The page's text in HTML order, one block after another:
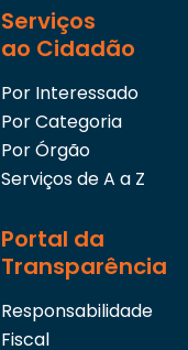
Serviços
ao Cidadão
Por Interessado
Por Categoria
Por Órgão
Serviços de A a Z
Portal da
Transparência
Responsabilidade
Fiscal